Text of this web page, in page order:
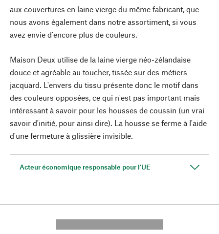
aux couvertures en laine vierge du même fabricant, que
nous avons également dans notre assortiment, si vous
avez envie d'encore plus de couleurs.
Maison Deux utilise de la laine vierge néo-zélandaise
douce et agréable au toucher, tissée sur des métiers
jacquard. L'envers du tissu présente donc le motif dans
des couleurs opposées, ce qui n'est pas important mais
intéressant à savoir pour les housses de coussin (un vrai
savoir d'initié, pour ainsi dire). La housse se ferme à l'aide
d'une fermeture à glissière invisible.
Acteur économique responsable pour l'UE